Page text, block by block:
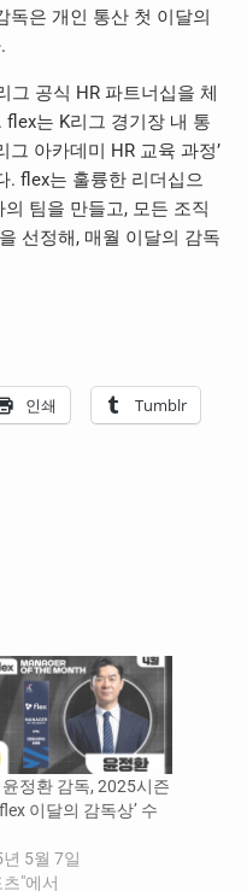
독은 개인 통산 첫 이달의
그 공식 HR 파트너십을 체
는 K리그 경기장 내 통
그 아카데미 HR 교육 과정’
. flex는 훌륭한 리더십으
팀을 만들고, 모든 조직
선정해, 매월 이달의 감독
인쇄 Tumblr
윤정환 감독, 2025시즌
이달의 감독상’ 수
5월 7일
"에서